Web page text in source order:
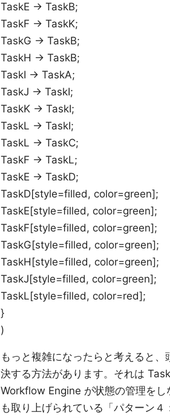
TaskE -> TaskB;
TaskF -> TaskK;
TaskG -> TaskB;
TaskH -> TaskB;
TaskI -> TaskA;
TaskJ -> TaskI;
TaskK -> TaskI;
TaskL -> TaskI;
TaskL -> TaskC;
TaskF -> TaskL;
TaskE -> TaskD;
TaskD[style=filled, color=green];
TaskE[style=filled, color=green];
TaskF[style=filled, color=green];
TaskG[style=filled, color=green];
TaskH[style=filled, color=green];
TaskJ[style=filled, color=green];
TaskL[style=filled, color=red];
}
)
もっと複雑になったらと考えると
決する方法があります。それは
Workflow Engine が状態の管理を
も取り上げられている「パターン